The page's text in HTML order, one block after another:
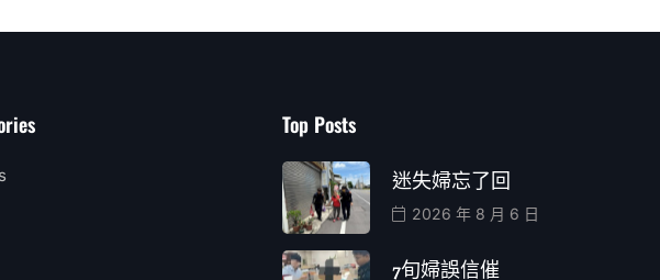
Top Posts
迷失婦忘了回
2026 年 8 月 6 日
7旬婦誤信催